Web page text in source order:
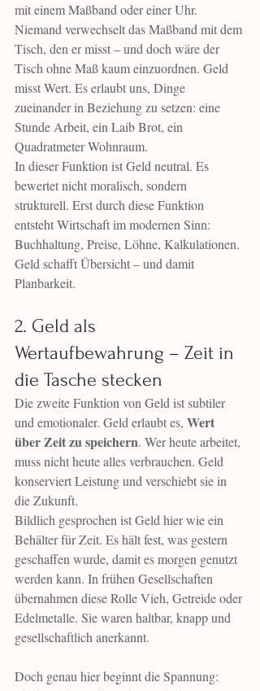
mit einem Maßband oder einer Uhr.
Niemand verwechselt das Maßband mit dem
Tisch, den er misst – und doch wäre der
Tisch ohne Maß kaum einzuordnen. Geld
misst Wert. Es erlaubt uns, Dinge
zueinander in Beziehung zu setzen: eine
Stunde Arbeit, ein Laib Brot, ein
Quadratmeter Wohnraum.
In dieser Funktion ist Geld neutral. Es
bewertet nicht moralisch, sondern
strukturell. Erst durch diese Funktion
entsteht Wirtschaft im modernen Sinn:
Buchhaltung, Preise, Löhne, Kalkulationen.
Geld schafft Übersicht – und damit
Planbarkeit.
2. Geld als
Wertaufbewahrung – Zeit in
die Tasche stecken
Die zweite Funktion von Geld ist subtiler
und emotionaler. Geld erlaubt es, Wert
über Zeit zu speichern. Wer heute arbeitet,
muss nicht heute alles verbrauchen. Geld
konserviert Leistung und verschiebt sie in
die Zukunft.
Bildlich gesprochen ist Geld hier wie ein
Behälter für Zeit. Es hält fest, was gestern
geschaffen wurde, damit es morgen genutzt
werden kann. In frühen Gesellschaften
übernahmen diese Rolle Vieh, Getreide oder
Edelmetalle. Sie waren haltbar, knapp und
gesellschaftlich anerkannt.
Doch genau hier beginnt die Spannung: